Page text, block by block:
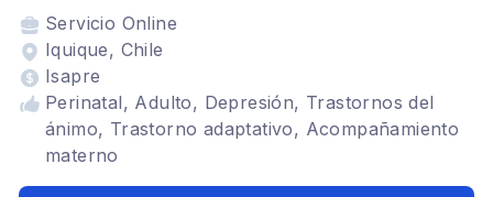
Servicio Online
Iquique, Chile
Isapre
Perinatal, Adulto, Depresión, Trastornos del
ánimo, Trastorno adaptativo, Acompañamiento
materno